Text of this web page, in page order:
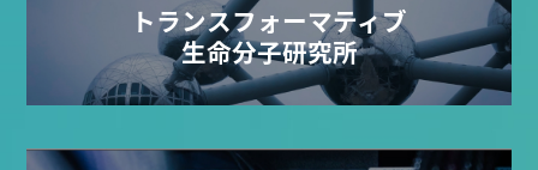
トランスフォーマティブ
生命分子研究所